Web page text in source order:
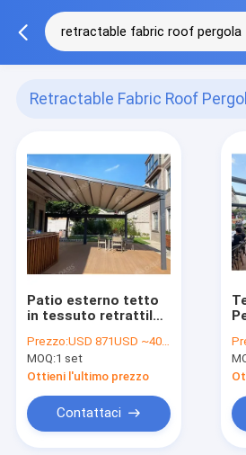
Retractable Fabric Roof
Patio esterno tetto
in tessuto retrattile
metallo classe 6
resistenza al vento
Prezzo:USD 871USD ~4000USD or more based on the sizes
MOQ:1 set
Ottieni l'ultimo prezzo
Contattaci